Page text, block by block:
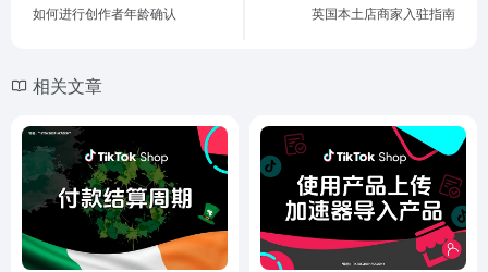
如何进行创作者年龄确认 英国本土店商家入驻指南
相关文章